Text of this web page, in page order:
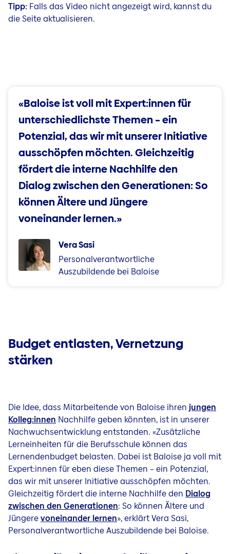
Tipp: Falls das Video nicht angezeigt wird, kannst du
die Seite aktualisieren.
«Baloise ist voll mit Expert:innen für
unterschiedlichste Themen – ein
Potenzial, das wir mit unserer Initiative
ausschöpfen möchten. Gleichzeitig
fördert die interne Nachhilfe den
Dialog zwischen den Generationen: So
können Ältere und Jüngere
voneinander lernen.»
Vera Sasi
Personalverantwortliche
Auszubildende bei Baloise
Budget entlasten, Vernetzung
stärken
Die Idee, dass Mitarbeitende von Baloise ihren jungen
Kolleg:innen Nachhilfe geben könnten, ist in unserer
Nachwuchsentwicklung entstanden. «Zusätzliche
Lerneinheiten für die Berufsschule können das
Lernendenbudget belasten. Dabei ist Baloise ja voll mit
Expert:innen für eben diese Themen – ein Potenzial,
das wir mit unserer Initiative ausschöpfen möchten.
Gleichzeitig fördert die interne Nachhilfe den Dialog
zwischen den Generationen: So können Ältere und
Jüngerevoneinander lernen», erklärt Vera Sasi,
Personalverantwortliche Auszubildende bei Baloise.